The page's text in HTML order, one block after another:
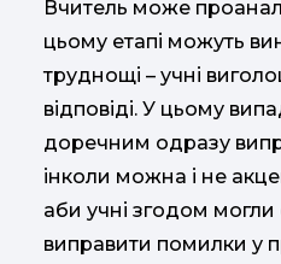
Вчитель може
цьому етапі можуть
труднощі – учні
відповіді. У цьому
доречним одразу
інколи можна і не
аби учні згодом могли
виправити помилки у